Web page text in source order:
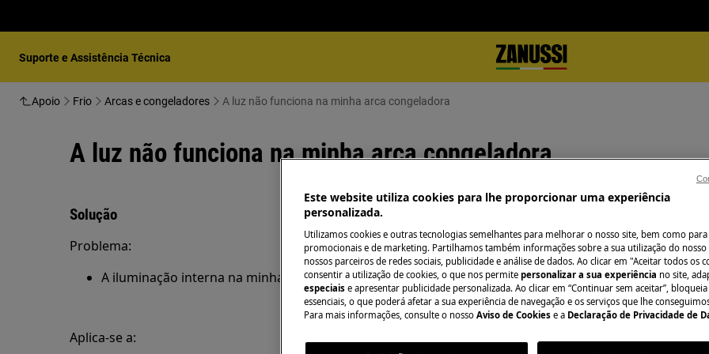
Suporte e Assistência Técnica
Apoio Frio Arcas e congeladores A luz não funciona na minha arca congeladora
A luz não funciona na minha arca congeladora
Solução
Problema:
A iluminação interna na minha arca congeladora não está a funcionar
Aplica-se a:
Precisa de
Não se
assistência
Este website utiliza cookies para lhe proporcionar uma experiência
personalizada.
Utilizamos cookies e outras tecnologias semelhantes para melhorar o nosso site, bem como
promocionais e de marketing. Partilhamos também informações sobre a sua utilização do nosso
nossos parceiros de redes sociais, publicidade e análise de dados. Ao clicar em "Aceitar todos os
consentir a utilização de cookies, o que nos permite personalizar a sua experiência no site,
especiais e apresentar publicidade personalizada. Ao clicar em “Continuar sem aceitar”,
essenciais, o que poderá afetar a sua experiência de navegação e os serviços que lhe
Para mais informações, consulte o nosso Aviso de Cookies e a Declaração de Privacidade de